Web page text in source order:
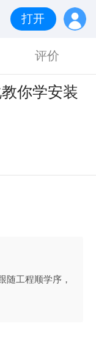
打开
评价
你学安装
随工程顺学序，